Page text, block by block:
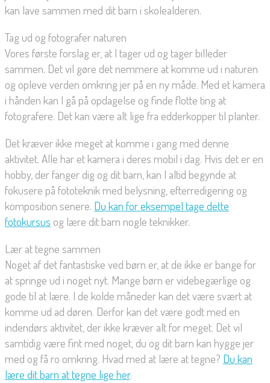
kan lave sammen med dit barn i skolealderen.
Tag ud og fotografer naturen
Vores første forslag er, at I tager ud og tager billeder
sammen. Det vil gøre det nemmere at komme ud i naturen
og opleve verden omkring jer på en ny måde. Med et kamera
i hånden kan I gå på opdagelse og finde flotte ting at
fotografere. Det kan være alt lige fra edderkopper til planter.
Det kræver ikke meget at komme i gang med denne
aktivitet. Alle har et kamera i deres mobil i dag. Hvis det er en
hobby, der fanger dig og dit barn, kan I altid begynde at
fokusere på fototeknik med belysning, efterredigering og
komposition senere. Du kan for eksempel tage dette
fotokursus og lære dit barn nogle teknikker.
Lær at tegne sammen
Noget af det fantastiske ved børn er, at de ikke er bange for
at springe ud i noget nyt. Mange børn er videbegærlige og
gode til at lære. I de kolde måneder kan det være svært at
komme ud ad døren. Derfor kan det være godt med en
indendørs aktivitet, der ikke kræver alt for meget. Det vil
samtidig være fint med noget, du og dit barn kan hygge jer
med og få ro omkring. Hvad med at lære at tegne? Du kan
lære dit barn at tegne lige her.